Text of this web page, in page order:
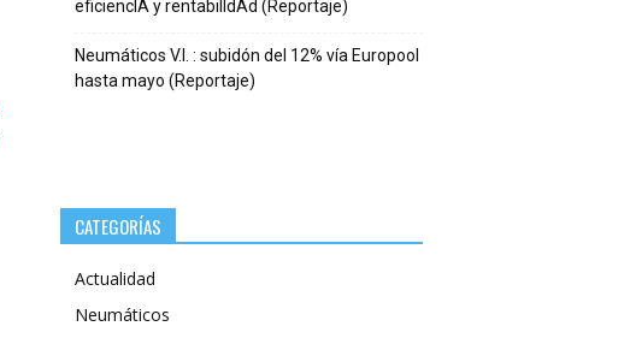
eficiencIA y rentabilIdAd (Reportaje)
Neumáticos V.I. : subidón del 12% vía Europool
hasta mayo (Reportaje)
CATEGORÍAS
Actualidad
Neumáticos